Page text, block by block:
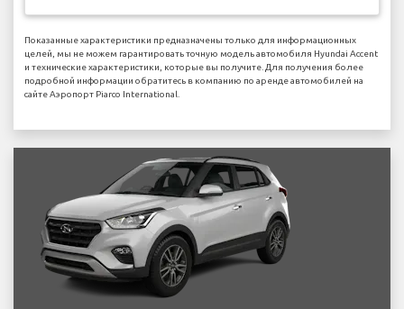
Показанные характеристики предназначены только для информационных
целей, мы не можем гарантировать точную модель автомобиля Hyundai Accent
и технические характеристики, которые вы получите. Для получения более
подробной информации обратитесь в компанию по аренде автомобилей на
сайте Аэропорт Piarco International.